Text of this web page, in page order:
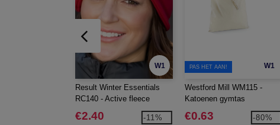
W1
Result Winter Essentials
RC140 - Active fleece
hoofdband
€2.40 -11%
W1
PAS HET AAN!
Westford Mill WM115 -
Katoenen gymtas
€0.63 -80%